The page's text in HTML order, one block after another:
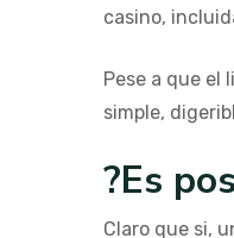
casino,
Pese a que
simple,
?Es
Claro que si,